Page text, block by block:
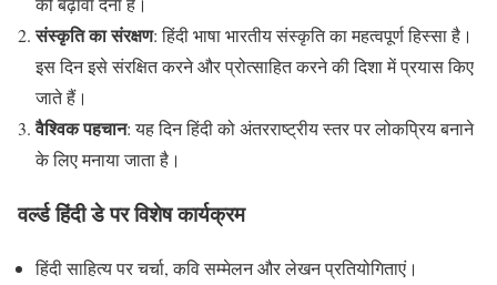
संस्कृति का संरक्षण: हिंदी भाषा भारतीय संस्कृति का महत्वपूर्ण हिस्सा है।
इस दिन इसे संरक्षित करने और प्रोत्साहित करने की दिशा में प्रयास किए
जाते हैं।
वैश्विक पहचान: यह दिन हिंदी को अंतरराष्ट्रीय स्तर पर लोकप्रिय बनाने
के लिए मनाया जाता है।
वर्ल्ड हिंदी डे पर विशेष कार्यक्रम
हिंदी साहित्य पर चर्चा, कवि सम्मेलन और लेखन प्रतियोगिताएं।